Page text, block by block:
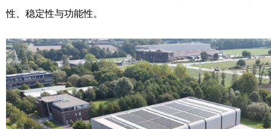
性、稳定性与功能性。